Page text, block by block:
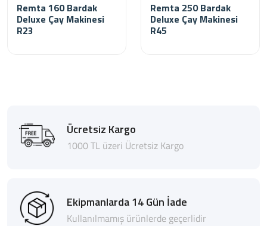
Remta 160 Bardak
Deluxe Çay Makinesi
R23
Remta 250 Bardak
Deluxe Çay Makinesi
R45
Ücretsiz Kargo
1000 TL üzeri Ücretsiz Kargo
Ekipmanlarda 14 Gün İade
Kullanılmamış ürünlerde geçerlidir